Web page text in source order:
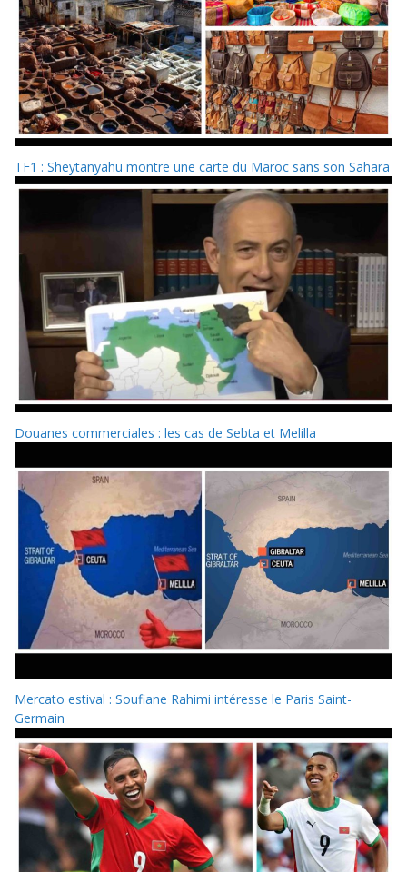
TF1 : Sheytanyahu montre une carte du Maroc sans son Sahara
Douanes commerciales : les cas de Sebta et Melilla
Mercato estival : Soufiane Rahimi intéresse le Paris Saint-
Germain